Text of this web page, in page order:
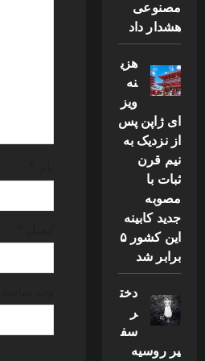
مصنوعی
هشدار داد
هزی
نه
ویز
ای ژاپن پس
از نزدیک به
نیم قرن
ثبات با
مصوبه
جدید کابینه
این کشور ۵
برابر شد
دخت
ر
سف
یر روسیه